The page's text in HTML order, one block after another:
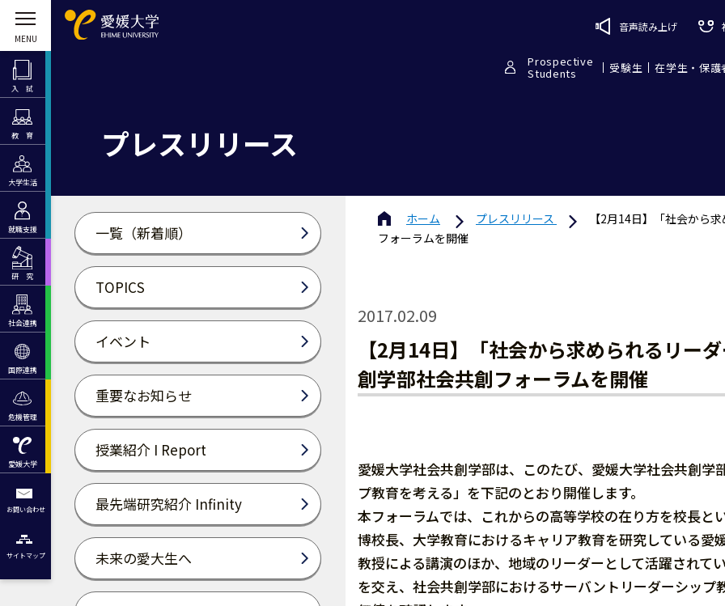
入 試
教 育
大学生活
就職支援
研 究
社会連携
国際連携
危機管理
愛媛大学
お問い合わせ
サイトマップ
音声読み上げ
Prospective
Students 受験生 在学生・保護
プレスリリース
一覧（新着順）
TOPICS
イベント
重要なお知らせ
授業紹介 I Report
最先端研究紹介 Infinity
未来の愛大生へ
ホーム プレスリリース
【2月14日】「社会から
フォーラムを開催
2017.02.09
【2月14日】「社会から求められるリー
創学部社会共創フォーラムを開催
愛媛大学社会共創学部は、このたび、愛媛大学社会共創
プ教育を考える」を下記のとおり開催します。
本フォーラムでは、これからの高等学校の在り方を校長
博校長、大学教育におけるキャリア教育を研究している
教授による講演のほか、地域のリーダーとして活躍され
を交え、社会共創学部におけるサーバントリーダーシッ